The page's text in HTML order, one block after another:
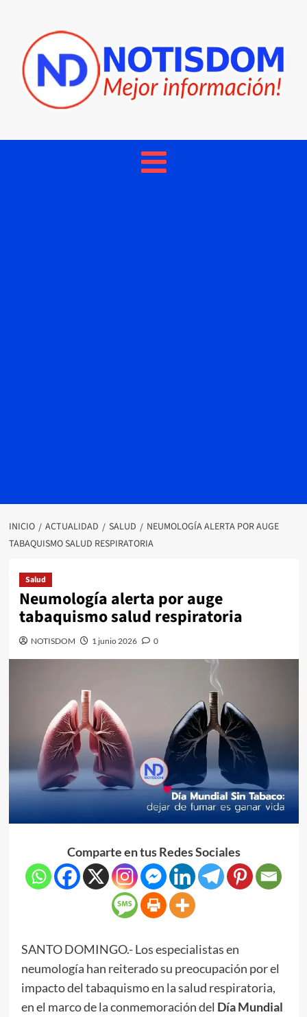
INICIO ACTUALIDAD SALUD
NEUMOLOGÍA ALERTA POR AUGE
TABAQUISMO SALUD RESPIRATORIA
Salud
Neumología alerta por auge
tabaquismo salud respiratoria
NOTISDOM 1 junio 2026 0
Comparte en tus Redes Sociales
SANTO DOMINGO.- Los especialistas en
neumología han reiterado su preocupación por el
impacto del tabaquismo en la salud respiratoria,
en el marco de la conmemoración del Día Mundial